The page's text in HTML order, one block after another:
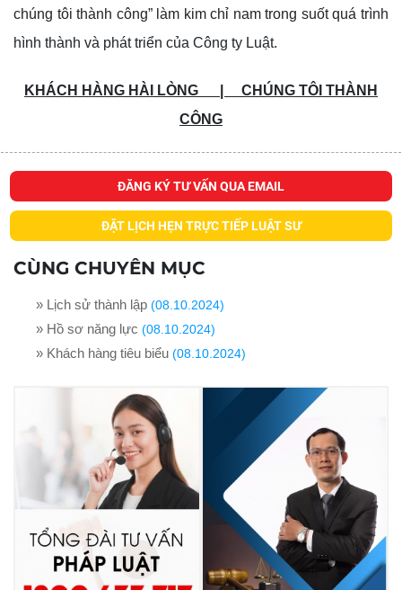
chúng tôi thành công” làm kim chỉ nam trong suốt quá trình
hình thành và phát triển của Công ty Luật.
KHÁCH HÀNG HÀI LÒNG | CHÚNG TÔI THÀNH
CÔNG
ĐĂNG KÝ TƯ VẤN QUA EMAIL
ĐẶT LỊCH HẸN TRỰC TIẾP LUẬT SƯ
CÙNG CHUYÊN MỤC
» Lịch sử thành lập (08.10.2024)
» Hồ sơ năng lực (08.10.2024)
» Khách hàng tiêu biểu (08.10.2024)